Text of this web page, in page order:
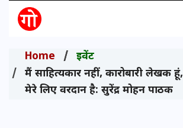
Home
इवेंट
मैं साहित्यकार नहीं, कारोबारी लेखक
मेरे लिए वरदान है: सुरेंद्र मोहन पाठक